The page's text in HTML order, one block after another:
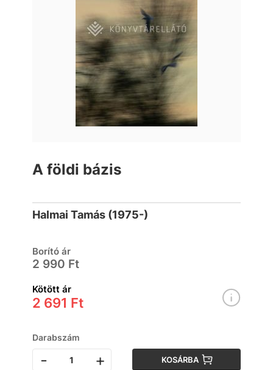
A földi bázis
Halmai Tamás (1975-)
Borító ár
2 990 Ft
Kötött ár
2 691 Ft
Darabszám
- + KOSÁRBA